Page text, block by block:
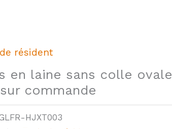
résident
en laine sans colle ovale
commande
HJXT003